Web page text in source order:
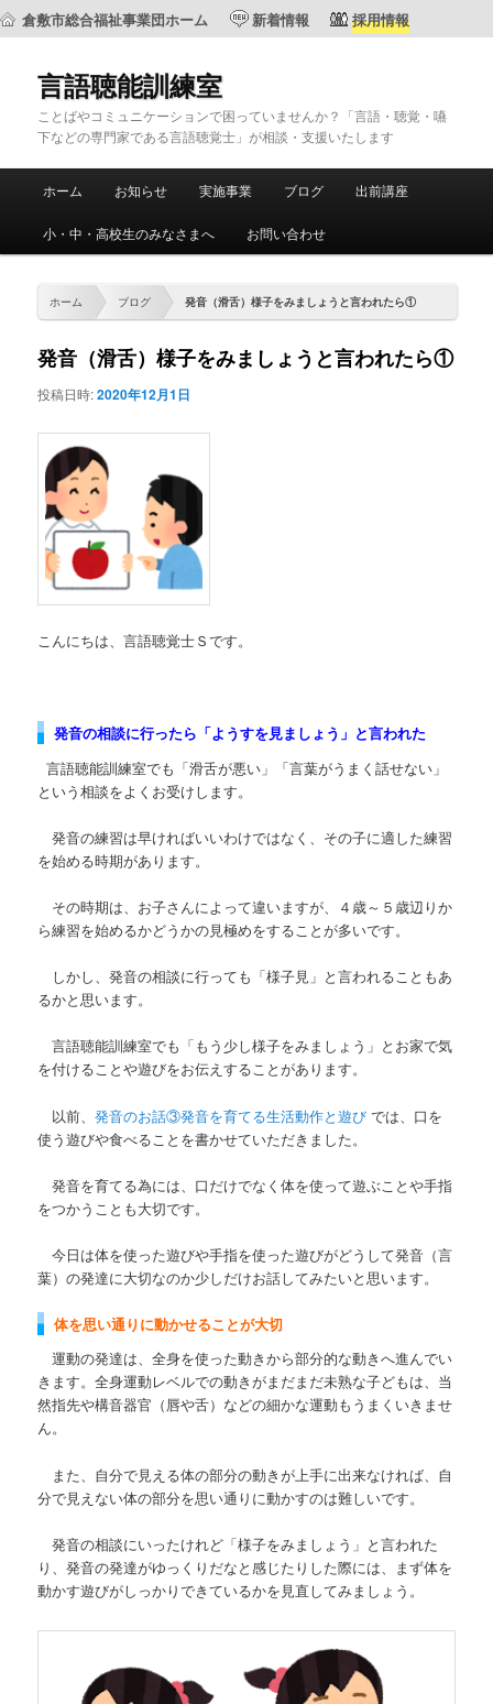
倉敷市総合福祉事業団ホーム 新着情報 採用情報
言語聴能訓練室
ことばやコミュニケーションで困っていませんか？「言語・聴覚・嚥
下などの専門家である言語聴覚士」が相談・支援いたします
メ
メ
イ
テ
ン
ツ
へ
サ
ブ
ン
ツ
へ
移
ホーム お知らせ 実施事業 ブログ 出前講座
小・中・高校生のみなさまへ お問い合わせ
ホーム ブログ 発音（滑舌）様子をみましょうと言われたら①
発音（滑舌）様子をみましょうと言われたら①
投稿日時:2020年12月1日
こんにちは、言語聴覚士Ｓです。
発音の相談に行ったら「ようすを見ましょう」と言われた
言語聴能訓練室でも「滑舌が悪い」「言葉がうまく話せない」
という相談をよくお受けします。
発音の練習は早ければいいわけではなく、その子に適した練習
を始める時期があります。
その時期は、お子さんによって違いますが、４歳～５歳辺りか
ら練習を始めるかどうかの見極めをすることが多いです。
しかし、発音の相談に行っても「様子見」と言われることもあ
るかと思います。
言語聴能訓練室でも「もう少し様子をみましょう」とお家で気
を付けることや遊びをお伝えすることがあります。
以前、発音のお話③発音を育てる生活動作と遊び では、口を
使う遊びや食べることを書かせていただきました。
発音を育てる為には、口だけでなく体を使って遊ぶことや手指
をつかうことも大切です。
今日は体を使った遊びや手指を使った遊びがどうして発音（言
葉）の発達に大切なのか少しだけお話してみたいと思います。
体を思い通りに動かせることが大切
運動の発達は、全身を使った動きから部分的な動きへ進んでい
きます。全身運動レベルでの動きがまだまだ未熟な子どもは、当
然指先や構音器官（唇や舌）などの細かな運動もうまくいきませ
ん。
また、自分で見える体の部分の動きが上手に出来なければ、自
分で見えない体の部分を思い通りに動かすのは難しいです。
発音の相談にいったけれど「様子をみましょう」と言われた
り、発音の発達がゆっくりだなと感じたりした際には、まず体を
動かす遊びがしっかりできているかを見直してみましょう。